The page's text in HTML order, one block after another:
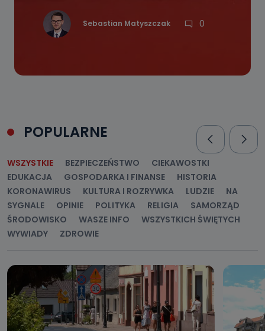
Sebastian Matyszczak 0
POPULARNE
WSZYSTKIE BEZPIECZEŃSTWO
CIEKAWOSTKI
EDUKACJA
GOSPODARKA I FINANSE
HISTORIA
KORONAWIRUS
KULTURA I ROZRYWKA LUDZIE
NA
SYGNALE
OPINIE POLITYKA RELIGIA
SAMORZĄD
ŚRODOWISKO
WASZE INFO
WSZYSTKICH ŚWIĘTYCH
WYWIADY
ZDROWIE